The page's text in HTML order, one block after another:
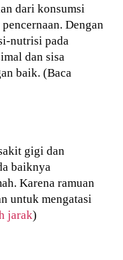
dari konsumsi
Dengan
nutrisi pada
dan sisa
baik. (Baca
gigi dan
baiknya
Karena ramuan
untuk mengatasi
jarak)